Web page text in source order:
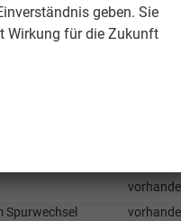
vorhanden
vorhanden
Spurwechsel
geben. Sie
Wirkung für die Zukunft